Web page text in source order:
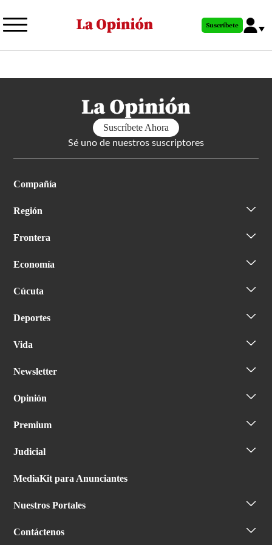
al
principal
Suscríbete
Suscríbete Ahora
Sé uno de nuestros suscriptores
Compañía
Región
Frontera
Economía
Cúcuta
Deportes
Vida
Newsletter
Opinión
Premium
Judicial
MediaKit para Anunciantes
Nuestros Portales
Contáctenos